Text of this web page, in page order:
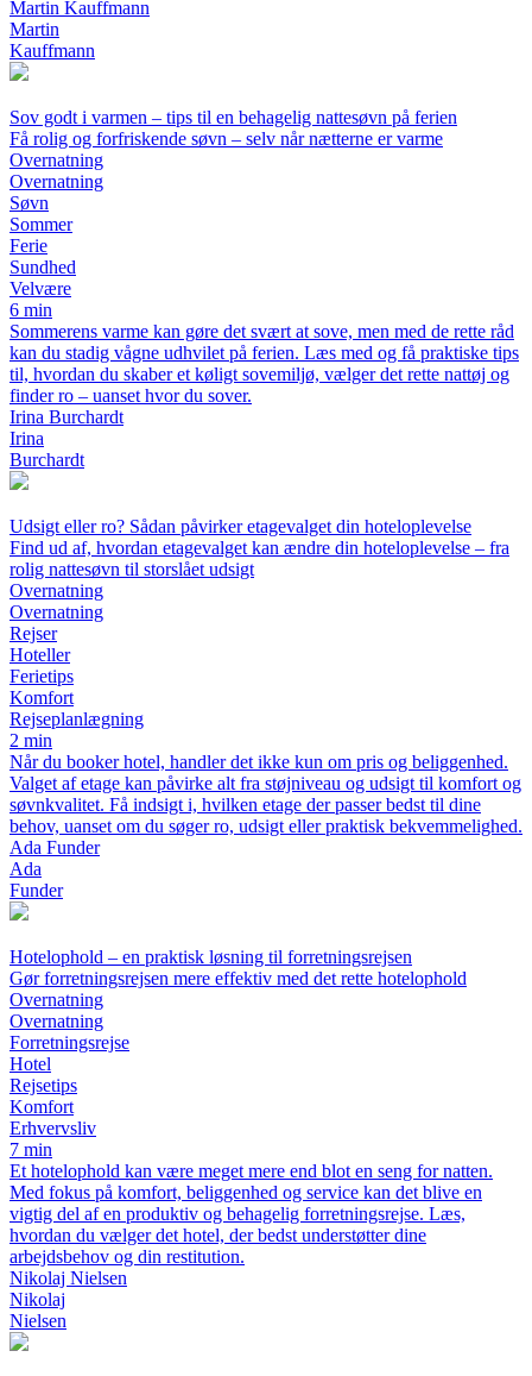
Martin Kauffmann
Martin
Kauffmann
Sov godt i varmen – tips til en behagelig nattesøvn på ferien
Få rolig og forfriskende søvn – selv når nætterne er varme
Overnatning
Overnatning
Søvn
Sommer
Ferie
Sundhed
Velvære
6 min
Sommerens varme kan gøre det svært at sove, men med de rette råd
kan du stadig vågne udhvilet på ferien. Læs med og få praktiske tips
til, hvordan du skaber et køligt sovemiljø, vælger det rette nattøj og
finder ro – uanset hvor du sover.
Irina Burchardt
Irina
Burchardt
Udsigt eller ro? Sådan påvirker etagevalget din hoteloplevelse
Find ud af, hvordan etagevalget kan ændre din hoteloplevelse – fra
rolig nattesøvn til storslået udsigt
Overnatning
Overnatning
Rejser
Hoteller
Ferietips
Komfort
Rejseplanlægning
2 min
Når du booker hotel, handler det ikke kun om pris og beliggenhed.
Valget af etage kan påvirke alt fra støjniveau og udsigt til komfort og
søvnkvalitet. Få indsigt i, hvilken etage der passer bedst til dine
behov, uanset om du søger ro, udsigt eller praktisk bekvemmelighed.
Ada Funder
Ada
Funder
Hotelophold – en praktisk løsning til forretningsrejsen
Gør forretningsrejsen mere effektiv med det rette hotelophold
Overnatning
Overnatning
Forretningsrejse
Hotel
Rejsetips
Komfort
Erhvervsliv
7 min
Et hotelophold kan være meget mere end blot en seng for natten.
Med fokus på komfort, beliggenhed og service kan det blive en
vigtig del af en produktiv og behagelig forretningsrejse. Læs,
hvordan du vælger det hotel, der bedst understøtter dine
arbejdsbehov og din restitution.
Nikolaj Nielsen
Nikolaj
Nielsen